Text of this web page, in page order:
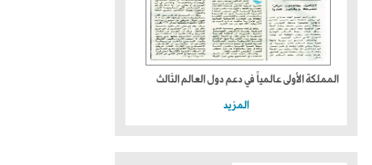
المملكة الأولى عالمياً في دعم دول العالم الثالث
المزيد